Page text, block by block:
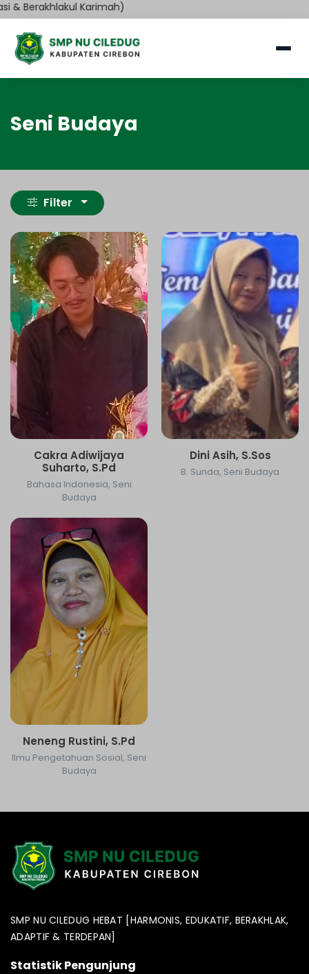
Berakhlakul Karimah)
Seni Budaya
Filter
Cakra Adiwijaya
Suharto, S.Pd
Bahasa Indonesia, Seni
Budaya
Dini Asih, S.Sos
B. Sunda, Seni Budaya
Neneng Rustini, S.Pd
Ilmu Pengetahuan Sosial, Seni
Budaya
SMP NU CILEDUG HEBAT [HARMONIS, EDUKATIF, BERAKHLAK,
ADAPTIF & TERDEPAN]
Statistik Pengunjung